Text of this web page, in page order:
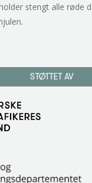
stengt alle røde
STØTTET AV